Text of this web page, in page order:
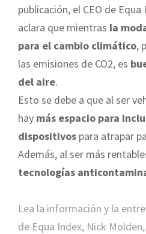
publicación, el CEO de
aclara que mientras la
para el cambio climático,
las emisiones de CO2, es
del aire.
Esto se debe a que al ser
hay más espacio para
dispositivos para atrapar
Además, al ser más
tecnologías
Lea la información y la
de Equa Index, Nick